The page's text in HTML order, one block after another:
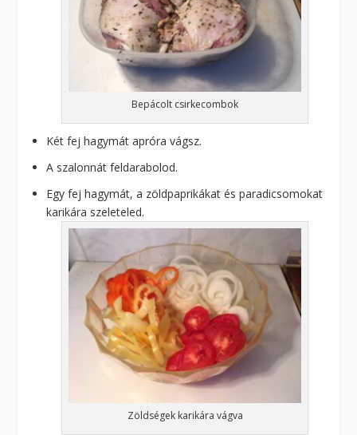
Bepácolt csirkecombok
Két fej hagymát apróra vágsz.
A szalonnát feldarabolod.
Egy fej hagymát, a zöldpaprikákat és paradicsomokat
karikára szeleteled.
Zöldségek karikára vágva